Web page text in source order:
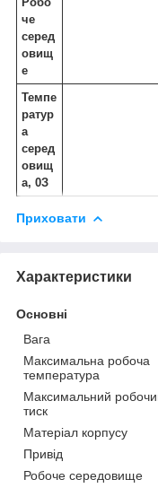
че
серед
овищ
е
Темпе
ратур
а
серед
овищ
а, 0З
Приховати
Характеристики
Основні
Вага
Максимальна робоча
температура
Максимальний
тиск
Матеріал корпусу
Привід
Робоче середовище